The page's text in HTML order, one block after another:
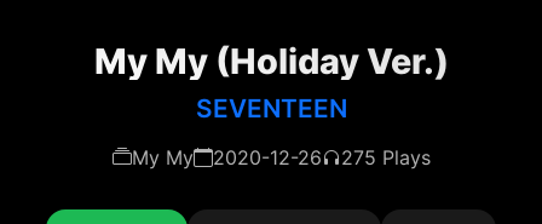
My My (Holiday Ver.)
SEVENTEEN
My My 2020-12-26 275 Plays